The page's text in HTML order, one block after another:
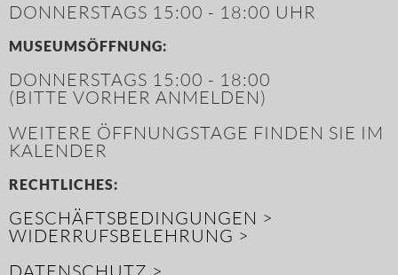
DONNERSTAGS 15:00 - 18:00 UHR
MUSEUMSÖFFNUNG:
DONNERSTAGS 15:00 - 18:00
(BITTE VORHER ANMELDEN)
WEITERE ÖFFNUNGSTAGE FINDEN SIE IM
KALENDER
RECHTLICHES:
GESCHÄFTSBEDINGUNGEN >
WIDERRUFSBELEHRUNG >